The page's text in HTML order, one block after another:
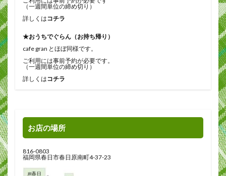
（一週間単位の締め切り）
詳しくはコチラ
★おうちでぐらん（お持ち帰り）
cafe gran とほぼ同様です。
ご利用には事前予約が必要です。
（一週間単位の締め切り）
詳しくはコチラ
お店の場所
816-0803
福岡県春日市春日原南町4-37-23